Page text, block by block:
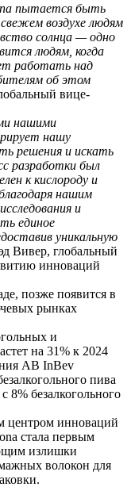
пытается быть
воздухе людям
солнца — одно
людям, когда
работать над
об этом
вице-
нашими
нашу
решения и искать
разработки был
к кислороду и
нашим
и
единое
уникальную
Вивер, глобальный
инноваций
позже появится в
рынках
и
на 31% к 2024
AB InBev
пива
8% безалкогольного
центром инноваций
стала первым
излишки
волокон для